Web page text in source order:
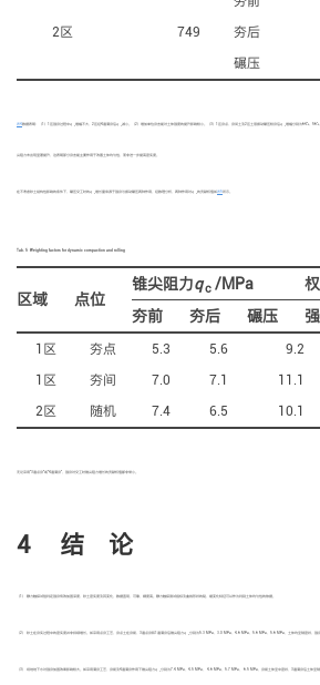
2区 749
夯后
碾压
表4 数据表明：（1）1区强夯过程中 q c 增幅不大，2区经4遍满夯后q c减小。（2）增加单位夯击能对土体强度的提升影响较小。（3）1区夯点、夯间土及2区土层振动碾压较夯后q c 增幅分别为64%、
尖阻力未出现显著提升，这表明部分夯击能主要作用于改善土体均匀性，而非进一步提高密实度。
在不考虑砂土结构性影响的条件下，碾压交工时的 q c 增长量来源于强夯与振动碾压两种作用，经数理分析，两种作用对q c 的贡献权值如 表5
Tab. 5 Weighting factors for dynamic compaction and rolling
区域 点位
锥尖阻力qc /MPa
夯前
夯后 碾压
1区 夯点 5.3 5.6 9.2
1区
夯间 7.0 7.1 11.1
2区
随机 7.4 6.5 10.1
无论采用“3遍点夯”或“4遍满夯”，强夯对交工时锥尖阻力增长的贡献权值都非常小。
4 结 论
（1） 静力触探试验判定强夯有效加固深度、砂土密实度及其变化，数据直观、可靠，精度高。静力触探测试指标及曲线形状的陡、缓变化特征可以作为判别土体均匀性的依据。
（2） 砂土在夯实过程中的密实度并非持续增长。如采用点夯工艺，夯点土在夯前、3遍点夯和1遍满夯后锥尖阻力 q c分别为5.3 MPa、3.0 MPa、4.6 MPa、5.6 MPa、5.6 MPa，土体均呈稍密状，强夯
（3） 场地地下水对强夯加固效果影响较大。如采用满夯工艺，夯前及4遍满夯作用下锥尖阻力 q c分别为7.4 MPa、4.5 MPa、 4.6 MPa、5.7 MPa、 6.5 MPa，夯前土体呈中密状，3遍满夯后土体呈稍